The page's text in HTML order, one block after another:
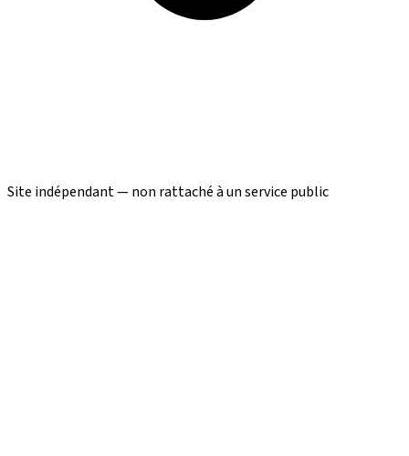
Site indépendant — non rattaché à un service public